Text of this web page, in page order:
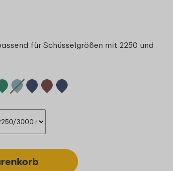
für Schüsselgrößen mit 2250 und